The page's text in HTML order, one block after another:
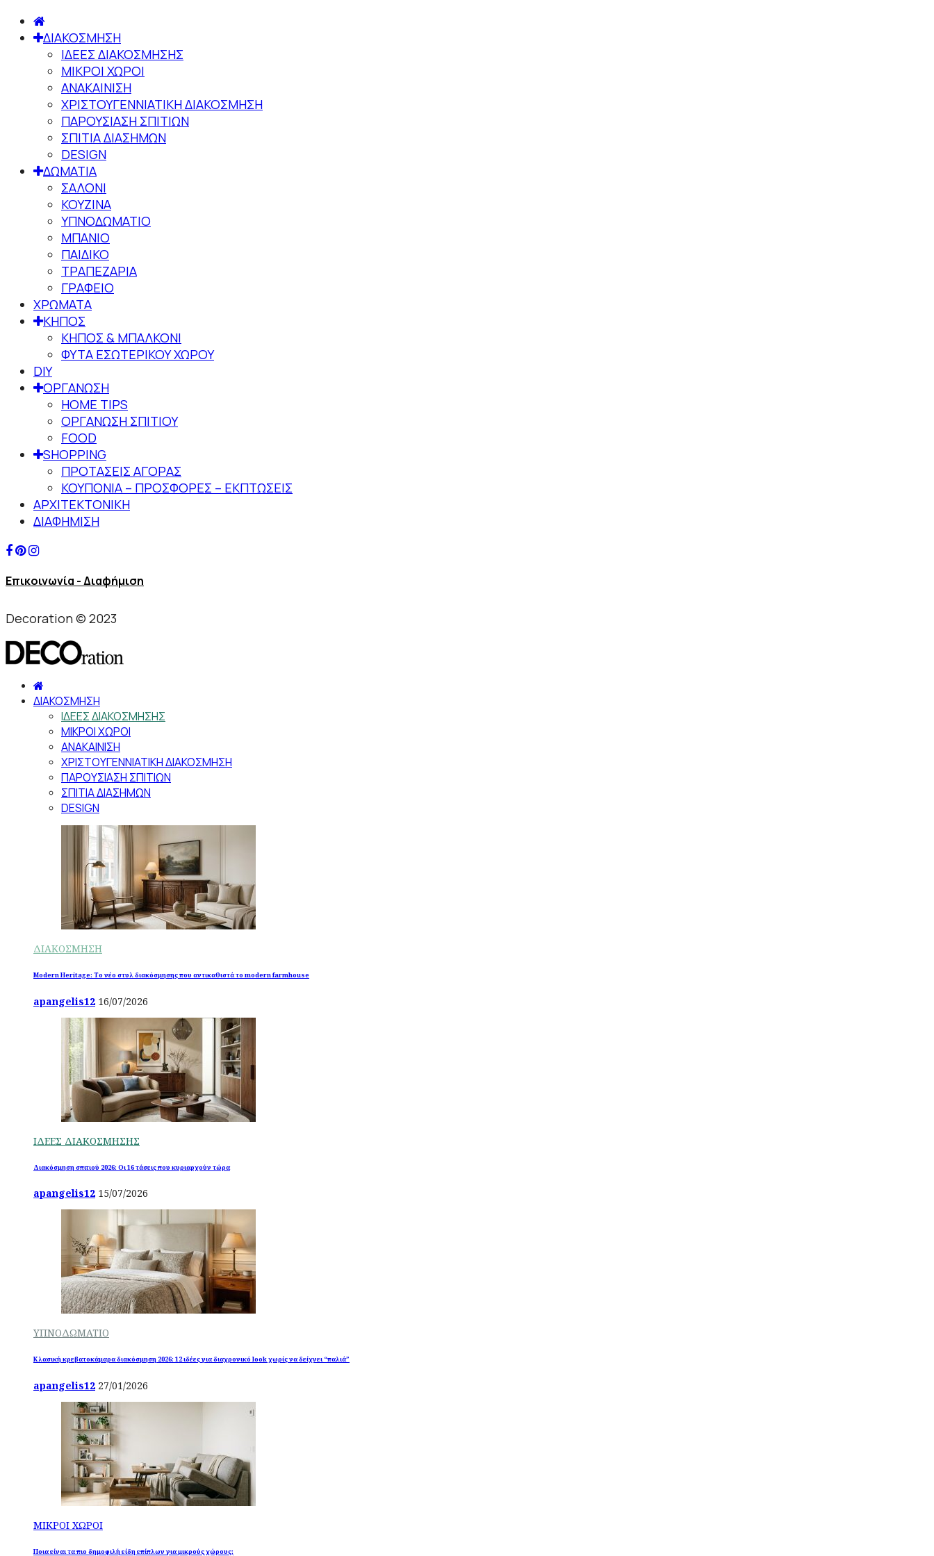
ΔΙΑΚΟΣΜΗΣΗ
ΙΔΕΕΣ ΔΙΑΚΟΣΜΗΣΗΣ
ΜΙΚΡΟΙ ΧΩΡΟΙ
ΑΝΑΚΑΙΝΙΣΗ
ΧΡΙΣΤΟΥΓΕΝΝΙΑΤΙΚΗ ΔΙΑΚΟΣΜΗΣΗ
ΠΑΡΟΥΣΙΑΣΗ ΣΠΙΤΙΩΝ
ΣΠΙΤΙΑ ΔΙΑΣΗΜΩΝ
DESIGN
ΔΩΜΑΤΙΑ
ΣΑΛΟΝΙ
ΚΟΥΖΙΝΑ
ΥΠΝΟΔΩΜΑΤΙΟ
ΜΠΑΝΙΟ
ΠΑΙΔΙΚΟ
ΤΡΑΠΕΖΑΡΙΑ
ΓΡΑΦΕΙΟ
ΧΡΩΜΑΤΑ
ΚΗΠΟΣ
ΚΗΠΟΣ & ΜΠΑΛΚΟΝΙ
ΦΥΤΑ ΕΣΩΤΕΡΙΚΟΥ ΧΩΡΟΥ
DIY
ΟΡΓΑΝΩΣΗ
HOME TIPS
ΟΡΓΑΝΩΣΗ ΣΠΙΤΙΟΥ
FOOD
SHOPPING
ΠΡΟΤΑΣΕΙΣ ΑΓΟΡΑΣ
ΚΟΥΠΟΝΙΑ – ΠΡΟΣΦΟΡΕΣ – ΕΚΠΤΩΣΕΙΣ
ΑΡΧΙΤΕΚΤΟΝΙΚΗ
ΔΙΑΦΗΜΙΣΗ
Επικοινωνία - Διαφήμιση
Decoration © 2023
ΔΙΑΚΟΣΜΗΣΗ
ΙΔΕΕΣ ΔΙΑΚΟΣΜΗΣΗΣ
ΜΙΚΡΟΙ ΧΩΡΟΙ
ΑΝΑΚΑΙΝΙΣΗ
ΧΡΙΣΤΟΥΓΕΝΝΙΑΤΙΚΗ ΔΙΑΚΟΣΜΗΣΗ
ΠΑΡΟΥΣΙΑΣΗ ΣΠΙΤΙΩΝ
ΣΠΙΤΙΑ ΔΙΑΣΗΜΩΝ
DESIGN
ΔΙΑΚΟΣΜΗΣΗ
Modern Heritage: Το νέο στυλ διακόσμησης που αντικαθιστά το modern farmhouse
apangelis12 16/07/2026
ΙΔΕΕΣ ΔΙΑΚΟΣΜΗΣΗΣ
Διακόσμηση σπιτιού 2026: Οι 16 τάσεις που κυριαρχούν τώρα
apangelis12 15/07/2026
ΥΠΝΟΔΩΜΑΤΙΟ
Κλασική κρεβατοκάμαρα διακόσμηση 2026: 12 ιδέες για διαχρονικό look χωρίς να δείχνει “παλιά”
apangelis12 27/01/2026
ΜΙΚΡΟΙ ΧΩΡΟΙ
Ποια είναι τα πιο δημοφιλή είδη επίπλων για μικρούς χώρους;